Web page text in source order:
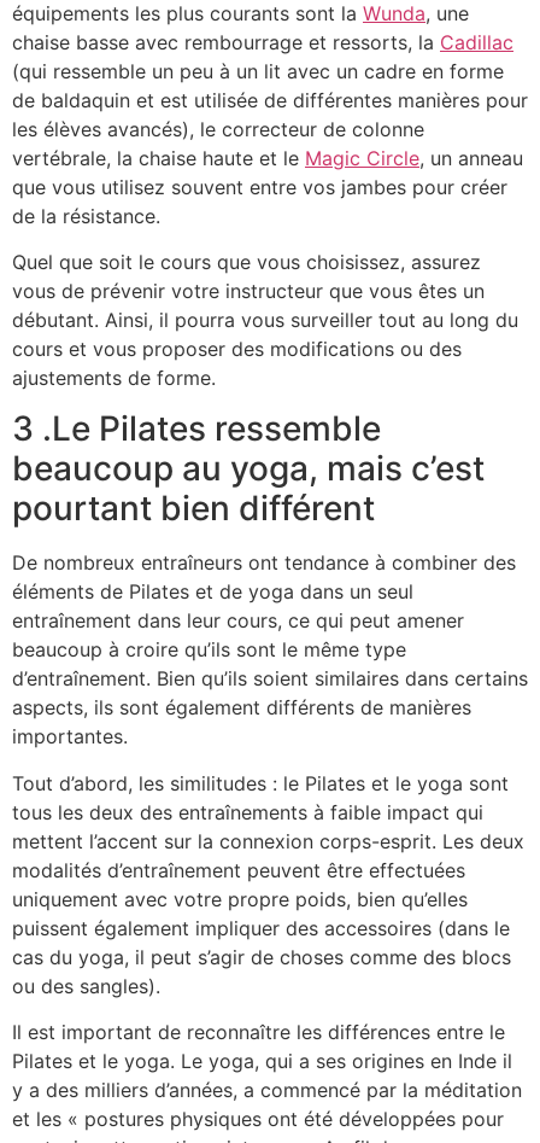
équipements les plus courants sont la Wunda, une
chaise basse avec rembourrage et ressorts, la Cadillac
(qui ressemble un peu à un lit avec un cadre en forme
de baldaquin et est utilisée de différentes manières pour
les élèves avancés), le correcteur de colonne
vertébrale, la chaise haute et le Magic Circle, un anneau
que vous utilisez souvent entre vos jambes pour créer
de la résistance.
Quel que soit le cours que vous choisissez, assurez
vous de prévenir votre instructeur que vous êtes un
débutant. Ainsi, il pourra vous surveiller tout au long du
cours et vous proposer des modifications ou des
ajustements de forme.
3 .Le Pilates ressemble
beaucoup au yoga, mais c’est
pourtant bien différent
De nombreux entraîneurs ont tendance à combiner des
éléments de Pilates et de yoga dans un seul
entraînement dans leur cours, ce qui peut amener
beaucoup à croire qu’ils sont le même type
d’entraînement. Bien qu’ils soient similaires dans certains
aspects, ils sont également différents de manières
importantes.
Tout d’abord, les similitudes : le Pilates et le yoga sont
tous les deux des entraînements à faible impact qui
mettent l’accent sur la connexion corps-esprit. Les deux
modalités d’entraînement peuvent être effectuées
uniquement avec votre propre poids, bien qu’elles
puissent également impliquer des accessoires (dans le
cas du yoga, il peut s’agir de choses comme des blocs
ou des sangles).
Il est important de reconnaître les différences entre le
Pilates et le yoga. Le yoga, qui a ses origines en Inde il
y a des milliers d’années, a commencé par la méditation
et les « postures physiques ont été développées pour